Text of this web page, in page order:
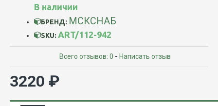
В наличии
БРЕНД: МСКСНАБ
SKU: ART/112-942
Всего отзывов: 0 - Написать отзыв
3220 ₽